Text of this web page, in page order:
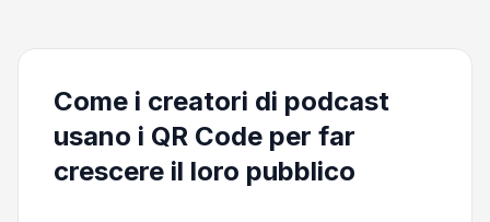
Come i creatori di podcast
usano i QR Code per far
crescere il loro pubblico